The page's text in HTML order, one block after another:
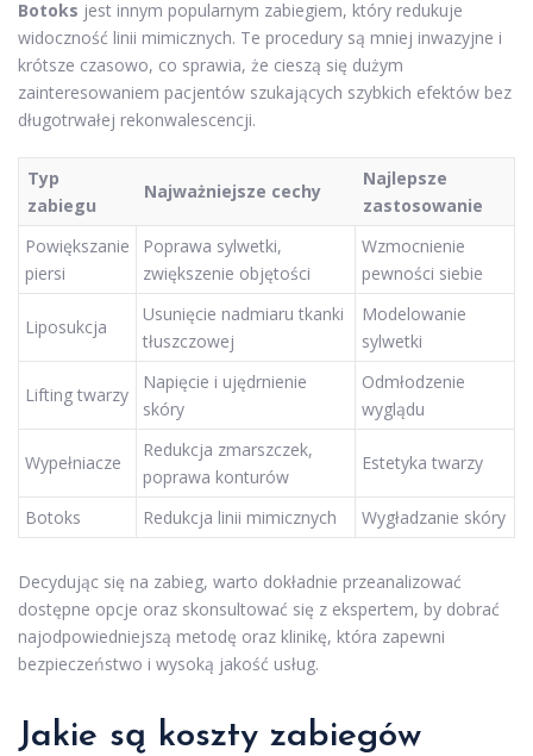
Botoks jest innym popularnym zabiegiem, który redukuje
widoczność linii mimicznych. Te procedury są mniej inwazyjne i
krótsze czasowo, co sprawia, że cieszą się dużym
zainteresowaniem pacjentów szukających szybkich efektów bez
długotrwałej rekonwalescencji.
Typ
zabiegu
Najważniejsze cechy
Najlepsze
zastosowanie
Powiększanie
piersi
Poprawa sylwetki,
zwiększenie objętości
Wzmocnienie
pewności siebie
Liposukcja
Usunięcie nadmiaru tkanki
tłuszczowej
Modelowanie
sylwetki
Lifting twarzy
Napięcie i ujędrnienie
skóry
Odmłodzenie
wyglądu
Wypełniacze
Redukcja zmarszczek,
poprawa konturów
Estetyka twarzy
Botoks Redukcja linii mimicznych Wygładzanie skóry
Decydując się na zabieg, warto dokładnie przeanalizować
dostępne opcje oraz skonsultować się z ekspertem, by dobrać
najodpowiedniejszą metodę oraz klinikę, która zapewni
bezpieczeństwo i wysoką jakość usług.
Jakie są koszty zabiegów